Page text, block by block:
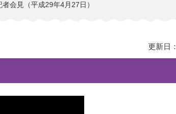
者会見（平成29年4月27日）
更新日：